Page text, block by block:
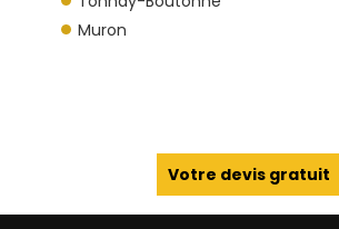
Muron
Votre devis gratuit